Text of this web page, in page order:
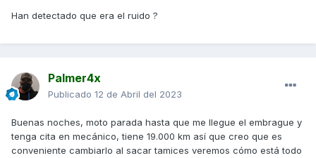
Han detectado que era el ruido ?
Palmer4x
Publicado 12 de Abril del 2023
Buenas noches, moto parada hasta que me llegue el embrague y
tenga cita en mecánico, tiene 19.000 km así que creo que es
conveniente cambiarlo al sacar tamices veremos cómo está todo